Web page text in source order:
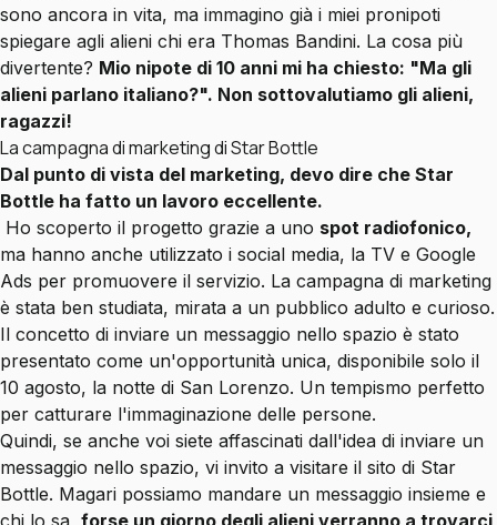
sono ancora in vita, ma immagino già i miei pronipoti
spiegare agli alieni chi era Thomas Bandini. La cosa più
divertente? Mio nipote di 10 anni mi ha chiesto: "Ma gli
alieni parlano italiano?". Non sottovalutiamo gli alieni,
ragazzi!
La campagna di marketing di Star Bottle
Dal punto di vista del marketing, devo dire che Star
Bottle ha fatto un lavoro eccellente.
Ho scoperto il progetto grazie a uno spot radiofonico,
ma hanno anche utilizzato i social media, la TV e Google
Ads per promuovere il servizio. La campagna di marketing
è stata ben studiata, mirata a un pubblico adulto e curioso.
Il concetto di inviare un messaggio nello spazio è stato
presentato come un'opportunità unica, disponibile solo il
10 agosto, la notte di San Lorenzo. Un tempismo perfetto
per catturare l'immaginazione delle persone.
Quindi, se anche voi siete affascinati dall'idea di inviare un
messaggio nello spazio, vi invito a visitare il sito di Star
Bottle. Magari possiamo mandare un messaggio insieme e
chi lo sa, forse un giorno degli alieni verranno a trovarci